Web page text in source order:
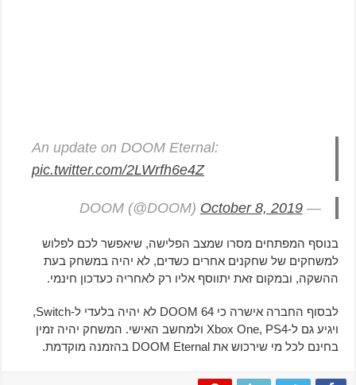
An update on DOOM Eternal:
pic.twitter.com/2LWrfh6e4Z
— DOOM (@DOOM)
October 8, 2019
בנוסף המפתחים מסרו שמצב הפלישה, שיאפשר לכם לפלוש
למשחקים של שחקנים אחרים כשדים, לא יהיה במשחק בעת
ההשקה, ובמקום זאת יתווסף אליו רק לאחריה כעדכון חינמי.
לבסוף החברה אישרה כי DOOM 64 לא יהיה בלעדי ל-Switch,
ויגיע גם ל-Xbox One, PS4 ולמחשב האישי. המשחק יהיה זמין
בחינם לכל מי שירכוש את DOOM Eternal בהזמנה מוקדמת.